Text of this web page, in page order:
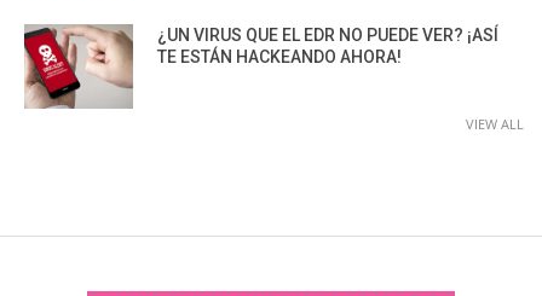
¿UN VIRUS QUE EL EDR NO PUEDE VER? ¡ASÍ
TE ESTÁN HACKEANDO AHORA!
VIEW ALL